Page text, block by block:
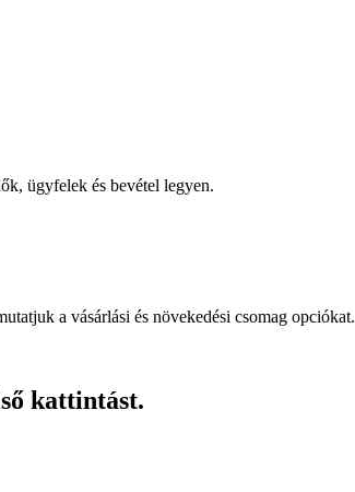
ügyfelek és bevétel legyen.
a vásárlási és növekedési csomag opciókat.
kattintást.